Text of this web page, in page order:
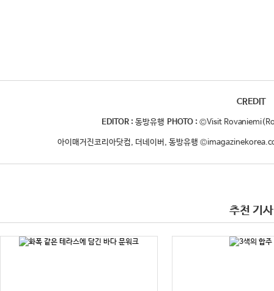
CREDIT
EDITOR : 동방유행 PHOTO : ©Visit
아이매거진코리아닷컴, 더네이버, 동방유행
추천 기사